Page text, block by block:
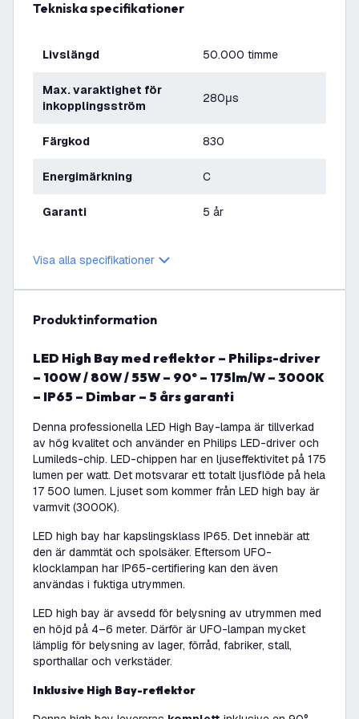
Tekniska specifikationer
Livslängd 50.000 timme
Max. varaktighet för
inkopplingsström
280μs
Färgkod 830
Energimärkning C
Garanti 5 år
Visa alla specifikationer
produktinformation
LED High Bay med reflektor – Philips-driver
– 100W / 80W / 55W – 90° – 175lm/W – 3000K
– IP65 – Dimbar – 5 års garanti
Denna professionella LED High Bay-lampa är tillverkad
av hög kvalitet och använder en Philips LED-driver och
Lumileds-chip. LED-chippen har en ljuseffektivitet på 175
lumen per watt. Det motsvarar ett totalt ljusflöde på hela
17 500 lumen. Ljuset som kommer från LED high bay är
varmvit (3000K).
LED high bay har kapslingsklass IP65. Det innebär att
den är dammtät och spolsäker. Eftersom UFO-
klocklampan har IP65-certifiering kan den även
användas i fuktiga utrymmen.
LED high bay är avsedd för belysning av utrymmen med
en höjd på 4–6 meter. Därför är UFO-lampan mycket
lämplig för belysning av lager, förråd, fabriker, stall,
sporthallar och verkstäder.
Inklusive High Bay-reflektor